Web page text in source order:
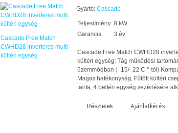
Cascade Free Match
CWHD28 inverteres multi
kültéri egység
Gyártó: Cascade
Teljesítmény: 8 kW.
Garancia
3 év
Cascade Free Match CWHD28
kültéri egység: Tág működési
üzemmódban (- 15/- 22 C °-tól)
Magas hatékonyság, Fűtött kültéri
tarifa, 4 beltéri egység vezérlésére
Részletek Ajánlatkérés